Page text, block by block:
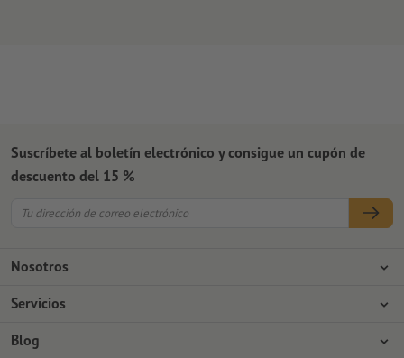
Nosotros
Empresa
Servicios
Formas de pago
Blog
Suscríbete al boletín electrónico y consigue un cupón de
descuento del 15 %